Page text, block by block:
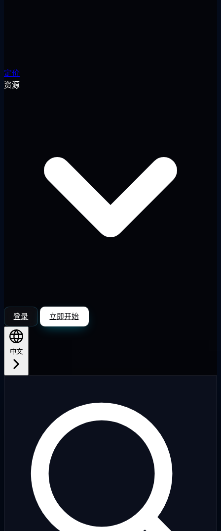
定价
资源
登录 立即开始
中文